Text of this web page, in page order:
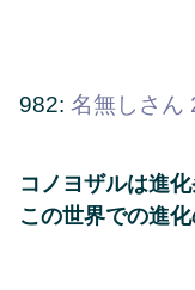
982: 名無しさん
コノヨザルは進
この世界での進